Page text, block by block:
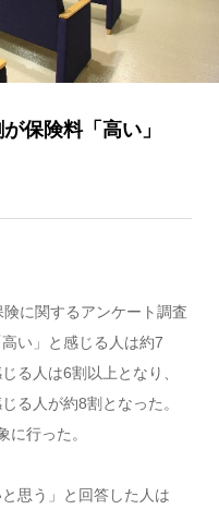
保険料「高い」
に関するアンケート調査
い」と感じる人は約7
る人は6割以上となり、
る人が約8割となった。
行った。
思う」と回答した人は